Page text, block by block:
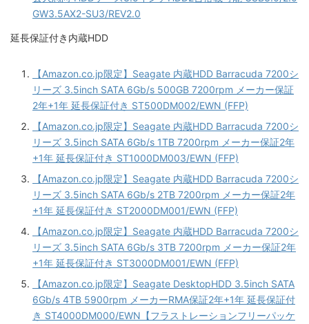
GW3.5AX2-SU3/REV2.0
延長保証付き内蔵HDD
【Amazon.co.jp限定】Seagate 内蔵HDD Barracuda 7200シ
リーズ 3.5inch SATA 6Gb/s 500GB 7200rpm メーカー保証
2年+1年 延長保証付き ST500DM002/EWN (FFP)
【Amazon.co.jp限定】Seagate 内蔵HDD Barracuda 7200シ
リーズ 3.5inch SATA 6Gb/s 1TB 7200rpm メーカー保証2年
+1年 延長保証付き ST1000DM003/EWN (FFP)
【Amazon.co.jp限定】Seagate 内蔵HDD Barracuda 7200シ
リーズ 3.5inch SATA 6Gb/s 2TB 7200rpm メーカー保証2年
+1年 延長保証付き ST2000DM001/EWN (FFP)
【Amazon.co.jp限定】Seagate 内蔵HDD Barracuda 7200シ
リーズ 3.5inch SATA 6Gb/s 3TB 7200rpm メーカー保証2年
+1年 延長保証付き ST3000DM001/EWN (FFP)
【Amazon.co.jp限定】Seagate DesktopHDD 3.5inch SATA
6Gb/s 4TB 5900rpm メーカーRMA保証2年+1年 延長保証付
き ST4000DM000/EWN【フラストレーションフリーパッケ